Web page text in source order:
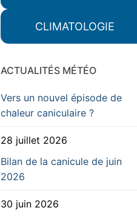
CLIMATOLOGIE
ACTUALITÉS MÉTÉO
Vers un nouvel épisode de
chaleur caniculaire ?
28 juillet 2026
Bilan de la canicule de juin
2026
30 juin 2026